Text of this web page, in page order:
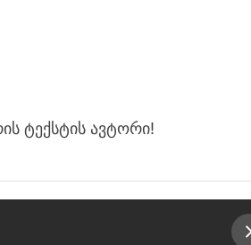
ტექსტის ავტორი!